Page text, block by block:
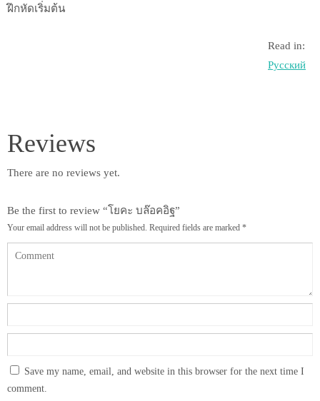
ฝึกหัดเริ่มต้น
Read in:
Русский
Reviews
There are no reviews yet.
Be the first to review “โยคะ บล๊อคอิฐ”
Your email address will not be published. Required fields are marked *
Save my name, email, and website in this browser for the next time I
comment.